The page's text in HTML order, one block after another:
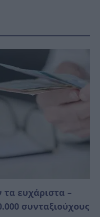
ευχάριστα –
συνταξιούχους